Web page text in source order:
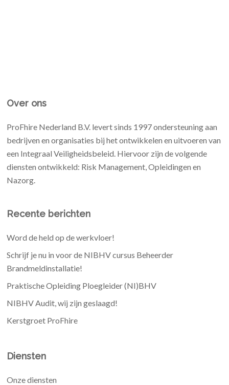
Over ons
ProFhire Nederland B.V. levert sinds 1997 ondersteuning aan
bedrijven en organisaties bij het ontwikkelen en uitvoeren van
een Integraal Veiligheidsbeleid. Hiervoor zijn de volgende
diensten ontwikkeld: Risk Management, Opleidingen en
Nazorg.
Recente berichten
Word de held op de werkvloer!
Schrijf je nu in voor de NIBHV cursus Beheerder
Brandmeldinstallatie!
Praktische Opleiding Ploegleider (NI)BHV
NIBHV Audit, wij zijn geslaagd!
Kerstgroet ProFhire
Diensten
Onze diensten